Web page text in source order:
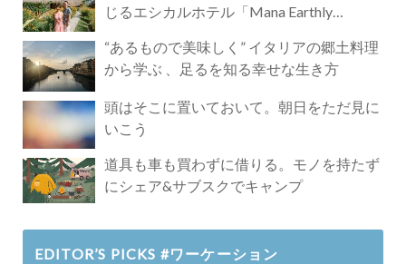
じるエシカルホテル「Mana Earthly
“あるもので美味しく” イタリアの郷土料理
から学ぶ 、足るを知る幸せな生き方
頭はそこに置いておいて。朝日をただ見に
いこう
道具も車も買わずに借りる。モノを持たず
にシェア&サブスクでキャンプ
EDITOR’S PICKS #ワーケーション